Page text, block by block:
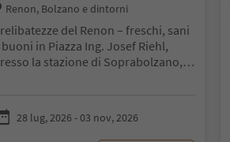
Location:
Renon, Bolzano e dintorni
del Renon – freschi, sani
buoni in Piazza Ing. Josef Riehl,
la stazione di Soprabolzano,
28 lug, 2026 - 03 nov, 2026